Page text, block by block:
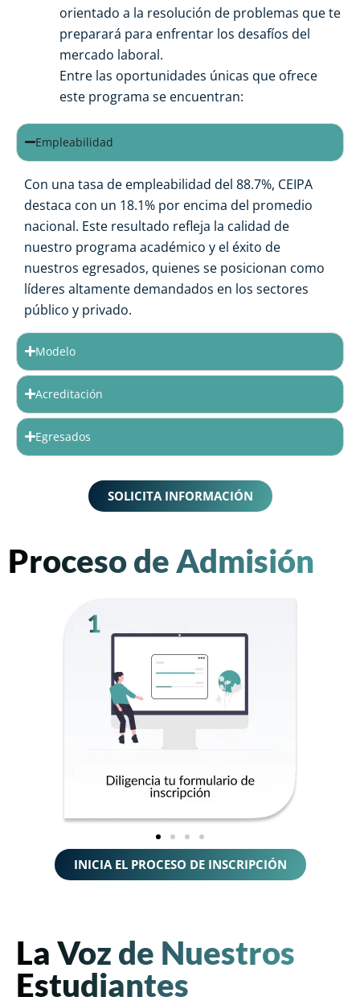
Empleabilidad
Con una tasa de empleabilidad del 88.7%, CEIPA
destaca con un 18.1% por encima del promedio
nacional. Este resultado refleja la calidad de
nuestro programa académico y el éxito de
nuestros egresados, quienes se posicionan como
líderes altamente demandados en los sectores
público y privado.
Modelo
Acreditación
Egresados
orientado a la resolución de problemas que te
preparará para enfrentar los desafíos del
mercado laboral.
Entre las oportunidades únicas que ofrece
este programa se encuentran:
SOLICITA INFORMACIÓN
Proceso de Admisión
INICIA EL PROCESO DE INSCRIPCIÓN
La Voz de Nuestros
Estudiantes